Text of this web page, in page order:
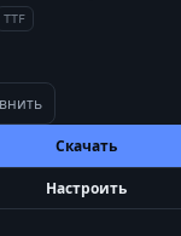
TTF
Скачать
Настроить